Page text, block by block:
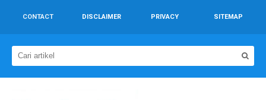
CONTACT DISCLAIMER PRIVACY SITEMAP